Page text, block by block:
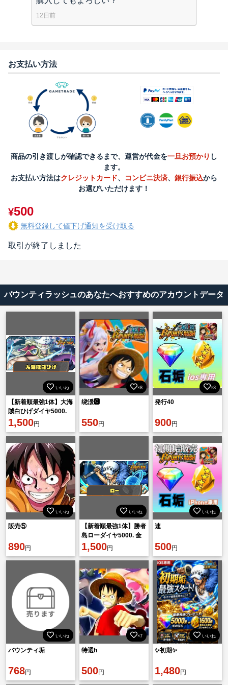
12日前
お支払い方法
商品の引き渡しが確認できるまで、運営が代金を一旦お預かり し
ます。
お支払い方法はクレジットカード、 コンビニ決済、 銀行振込から
お選びいただけます！
¥500
無料登録して値下げ通知を受け取る
取引が終了しました
バウンティラッシュのあなたへおすすめのアカウントデータ
いいね
【新着順最強1体】大海
賊白ひげダイヤ5000.
金欠片1601機種 IOS
1,500円
×8
绕湲🅾️
550円
×3
発行40
900円
いいね
販売⑤
890円
いいね
【新着順最強1体】勝者
島ローダイヤ5000. 金
欠片1601機種 IOS
1,500円
いいね
速
500円
いいね
バウンティ垢
768円
×7
特選h
500円
いいね
✨初期✨
1,480円